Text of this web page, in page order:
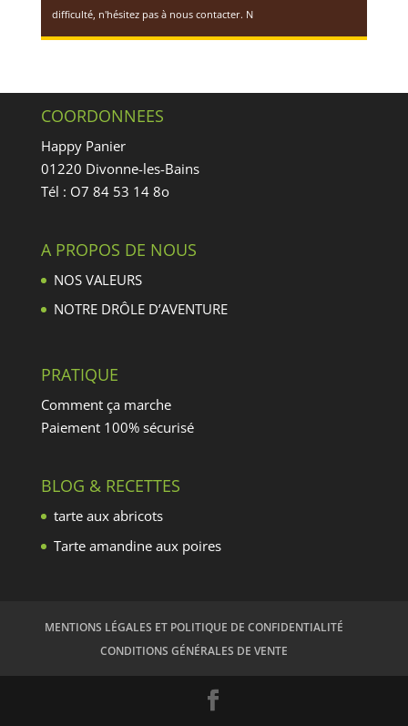
difficulté, n'hésitez pas à nous contacter. N
COORDONNEES
Happy Panier
01220 Divonne-les-Bains
Tél : O7 84 53 14 8o
A PROPOS DE NOUS
NOS VALEURS
NOTRE DRÔLE D’AVENTURE
PRATIQUE
Comment ça marche
Paiement 100% sécurisé
BLOG & RECETTES
tarte aux abricots
Tarte amandine aux poires
MENTIONS LÉGALES ET POLITIQUE DE CONFIDENTIALITÉ
CONDITIONS GÉNÉRALES DE VENTE